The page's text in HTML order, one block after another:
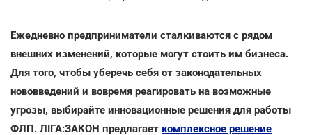
Ежедневно предприниматели сталкиваются с рядом
внешних изменений, которые могут стоить им бизнеса.
Для того, чтобы уберечь себя от законодательных
нововведений и вовремя реагировать на возможные
угрозы, выбирайте инновационные решения для работы
ФЛП. ЛІГА:ЗАКОН предлагает комплексное решение